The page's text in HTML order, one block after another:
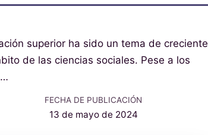
superior ha sido un tema de creciente
de las ciencias sociales. Pese a los
FECHA DE PUBLICACIÓN
13 de mayo de 2024